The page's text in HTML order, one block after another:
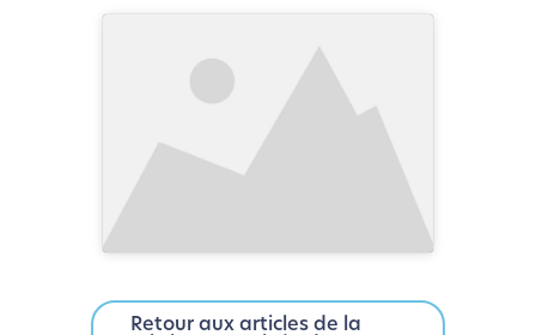
Activer le Mode Eco
Retour aux articles de la